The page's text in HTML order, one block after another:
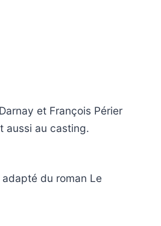
et François Périer
aussi au casting.
du roman Le